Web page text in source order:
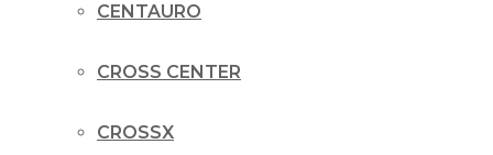
CENTAURO
CROSS CENTER
CROSSX